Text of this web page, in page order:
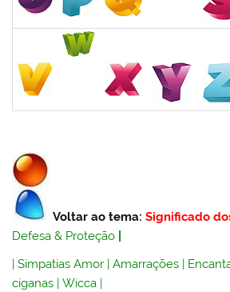
Voltar ao tema:Significado
Defesa & Proteção
|Simpatias Amor |Amarrações |
ciganas |Wicca |